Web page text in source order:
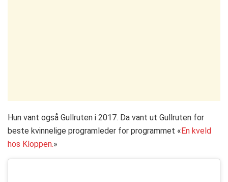
Hun vant også Gullruten i 2017. Da vant ut Gullruten for
beste kvinnelige programleder for programmet «En kveld
hos Kloppen.»